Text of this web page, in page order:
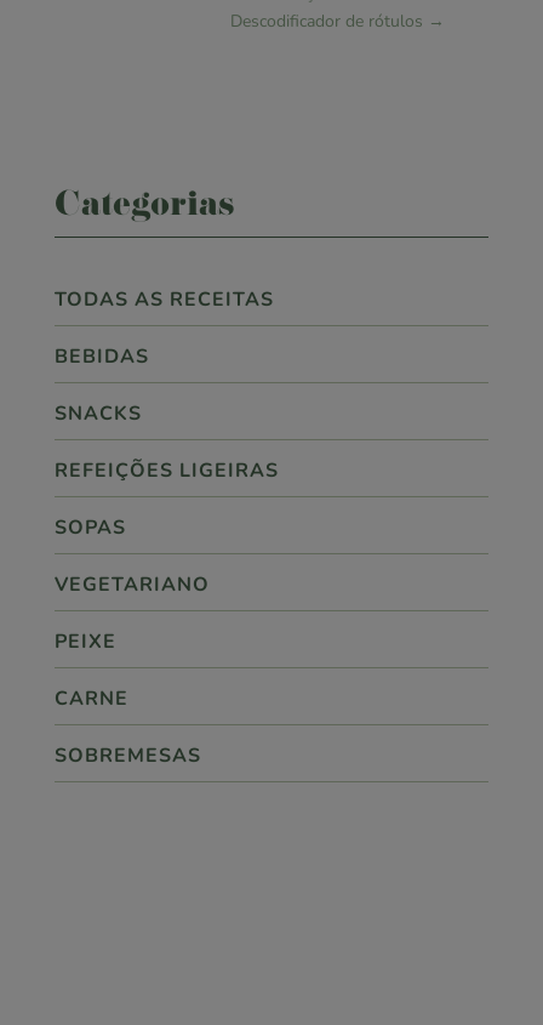
Descodificador de rótulos →
Categorias
TODAS AS RECEITAS
BEBIDAS
SNACKS
REFEIÇÕES LIGEIRAS
SOPAS
VEGETARIANO
PEIXE
CARNE
SOBREMESAS